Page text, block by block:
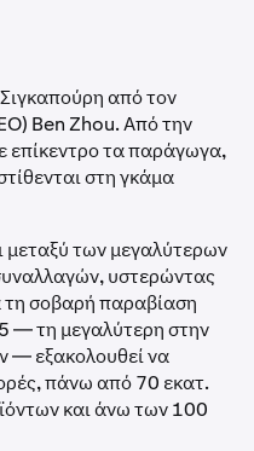
από τον
Ben Zhou. Από την
επίκεντρο τα παράγωγα,
στη γκάμα
των μεγαλύτερων
υστερώντας
σοβαρή παραβίαση
— τη μεγαλύτερη στην
— εξακολουθεί να
πάνω από 70 εκατ.
και άνω των 100